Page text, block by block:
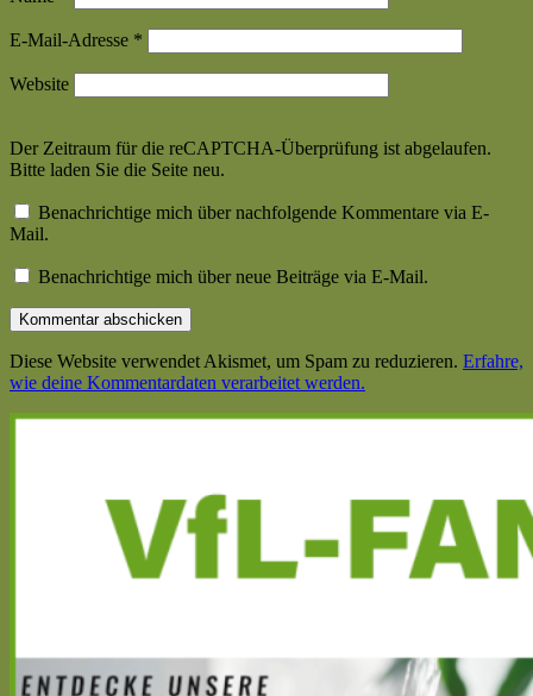
E-Mail-Adresse *
Website
Der Zeitraum für die reCAPTCHA-Überprüfung ist abgelaufen.
Bitte laden Sie die Seite neu.
Benachrichtige mich über nachfolgende Kommentare via E-
Mail.
Benachrichtige mich über neue Beiträge via E-Mail.
Diese Website verwendet Akismet, um Spam zu reduzieren. Erfahre,
wie deine Kommentardaten verarbeitet werden.
Haupt-